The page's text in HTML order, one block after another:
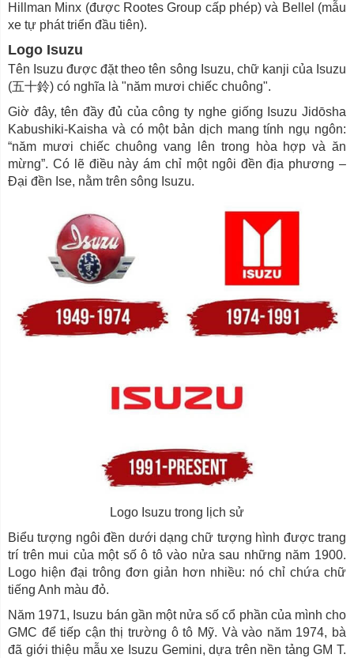
Hillman Minx (được Rootes Group cấp phép) và Bellel (mẫu
xe tự phát triển đầu tiên).
Logo Isuzu
Tên Isuzu được đặt theo tên sông Isuzu, chữ kanji của Isuzu
(五十鈴) có nghĩa là "năm mươi chiếc chuông".
Giờ đây, tên đầy đủ của công ty nghe giống Isuzu Jidōsha
Kabushiki-Kaisha và có một bản dịch mang tính ngụ ngôn:
“năm mươi chiếc chuông vang lên trong hòa hợp và ăn
mừng”. Có lẽ điều này ám chỉ một ngôi đền địa phương –
Đại đền Ise, nằm trên sông Isuzu.
Logo Isuzu trong lịch sử
Biểu tượng ngôi đền dưới dạng chữ tượng hình được trang
trí trên mui của một số ô tô vào nửa sau những năm 1900.
Logo hiện đại trông đơn giản hơn nhiều: nó chỉ chứa chữ
tiếng Anh màu đỏ.
Năm 1971, Isuzu bán gần một nửa số cổ phần của mình cho
GMC để tiếp cận thị trường ô tô Mỹ. Và vào năm 1974, bà
đã giới thiệu mẫu xe Isuzu Gemini, dựa trên nền tảng GM T.